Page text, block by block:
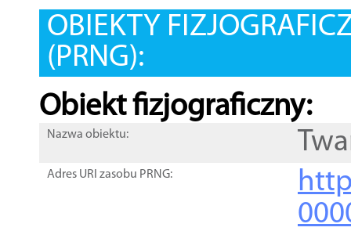
OBIEKTY
(PRNG):
Obiekt fizjograficzny:
Nazwa obiektu:
Adres URI zasobu PRNG: